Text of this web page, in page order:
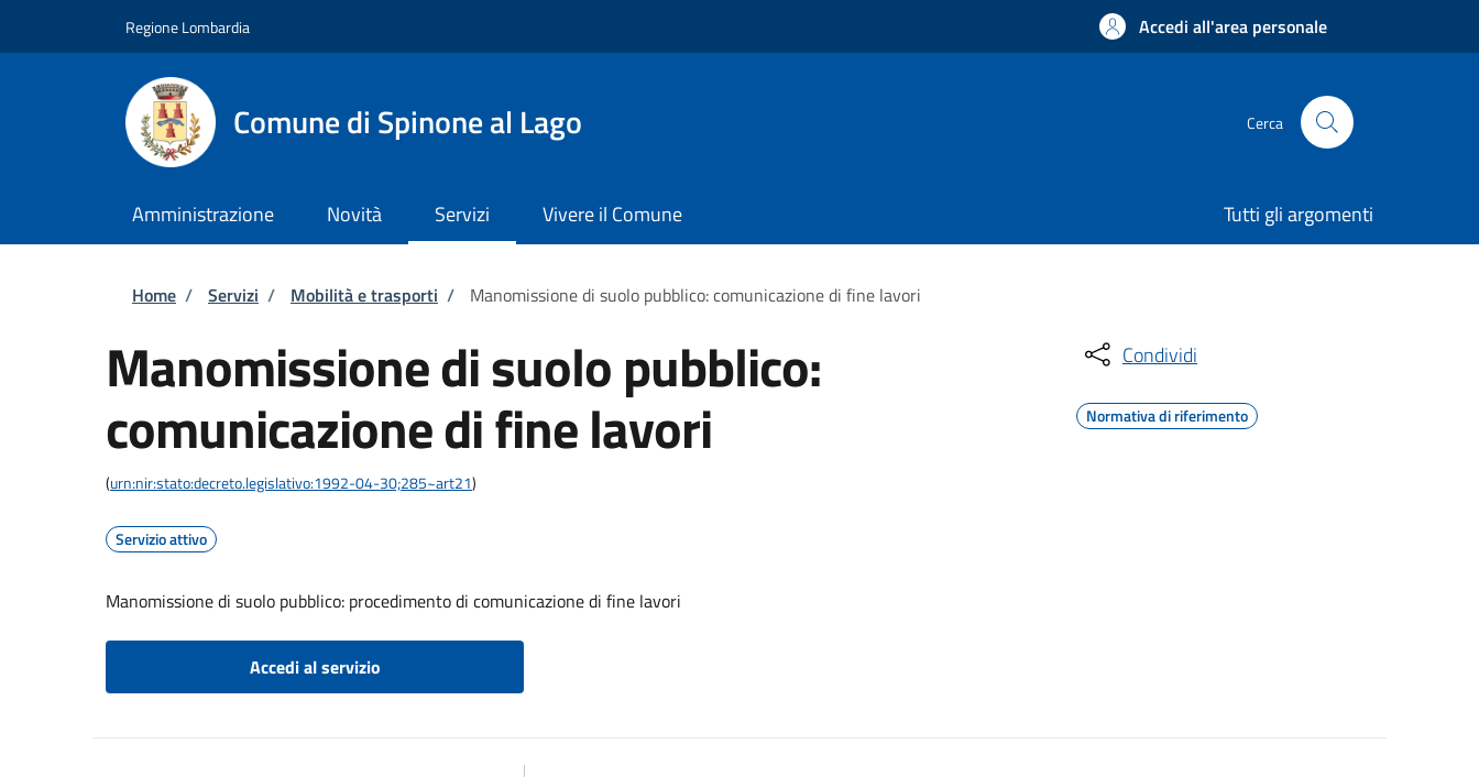
Regione Lombardia Accedi all'area personale
Comune di Spinone al Lago Cerca
Amministrazione Novità Servizi Vivere il Comune Tutti gli argomenti
Briciole di pane
Home / Servizi / Mobilità e trasporti / Manomissione di suolo pubblico: comunicazione di fine lavori
Manomissione di suolo pubblico:
comunicazione di fine lavori
(urn:nir:stato:decreto.legislativo:1992-04-30;285~art21)
Servizio attivo
Manomissione di suolo pubblico: procedimento di comunicazione di fine lavori
Accedi al servizio
Condividi
Normativa di riferimento